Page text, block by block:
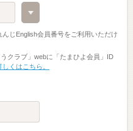
じEnglish会員番号をご利用いただけ
クラブ」webに「たまひよ会員」ID
くはこちら。